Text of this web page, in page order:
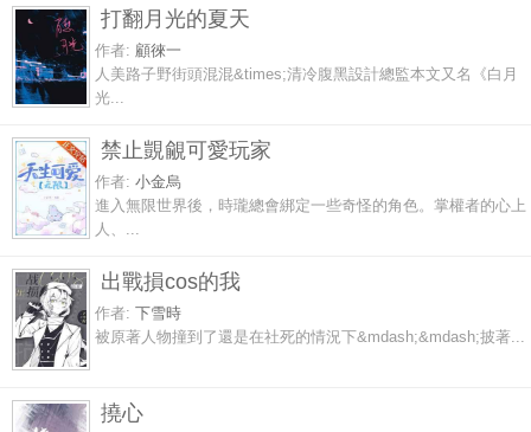
打翻月光的夏天
作者: 顧徠一
人美路子野街頭混混&times;清冷腹黑設計總監本文又名《白月
光...
禁止覬覦可愛玩家
作者: 小金烏
進入無限世界後，時瓏總會綁定一些奇怪的角色。掌權者的心上
人、...
出戰損cos的我
作者: 下雪時
被原著人物撞到了還是在社死的情況下&mdash;&mdash;披著...
撓心